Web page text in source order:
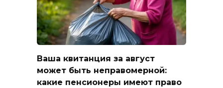
Ваша квитанция за август
может быть неправомерной:
какие пенсионеры имеют право